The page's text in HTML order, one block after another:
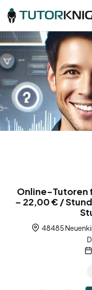
Online-Tutoren
– 22,00 € /
48485